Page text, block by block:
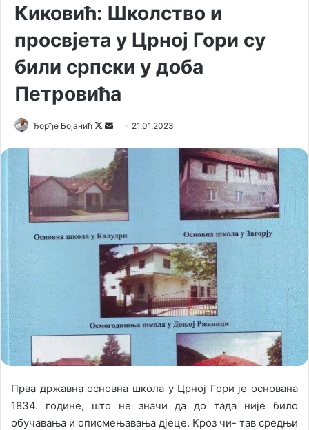
Киковић: Школство и
просвјета у Црној Гори су
били српски у доба
Петровића
Ђорђе Бојанић
F
l
o
w
o
n
X
n
n
e
m
a
i
l
21.01.2023
Прва државна основна школа у Црној Гори је основана
1834. године, што не значи да до тада није било
обучавања и описмењавања дјеце. Кроз чи- тав средњи